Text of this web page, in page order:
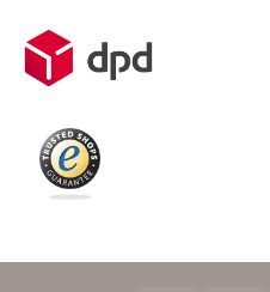
Weitere Informationen über den